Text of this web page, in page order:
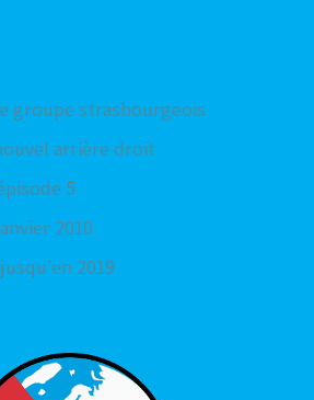
groupe strasbourgeois
arrière droit
5
2010
2019